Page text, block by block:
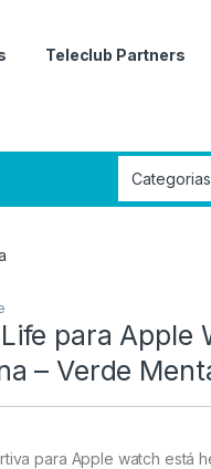
Teleclub Partners
para Apple
– Verde
para Apple watch está